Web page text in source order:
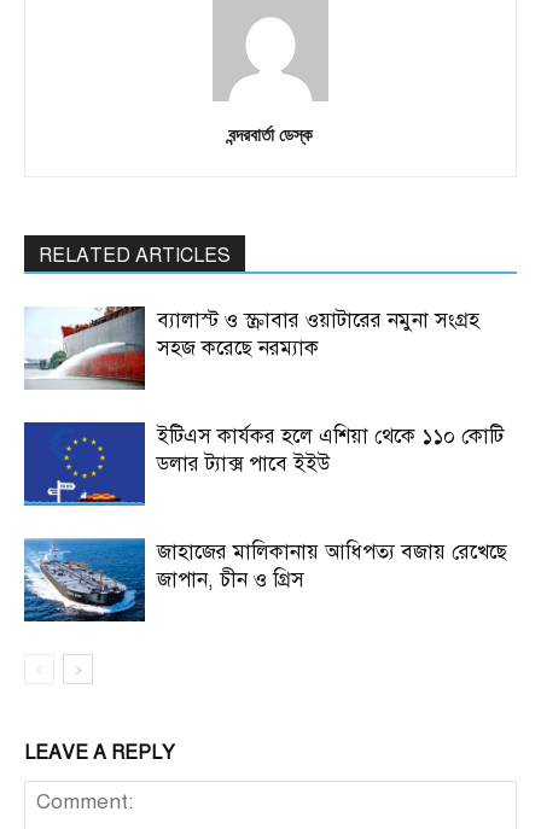
বন্দরবার্তা ডেস্ক
RELATED ARTICLES
ব্যালাস্ট ও স্ক্রাবার ওয়াটারের নমুনা সংগ্রহ
সহজ করেছে নরম্যাক
ইটিএস কার্যকর হলে এশিয়া থেকে ১১০ কোটি
ডলার ট্যাক্স পাবে ইইউ
জাহাজের মালিকানায় আধিপত্য বজায় রেখেছে
জাপান, চীন ও গ্রিস
LEAVE A REPLY